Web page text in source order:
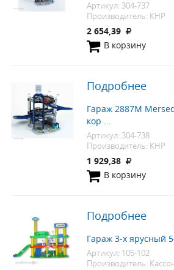
Артикул: 304-737
Производитель: КНР
2 654,39
В корзину
Подробнее
Гараж 2887М
кор ...
Артикул: 304-738
Производитель: КНР
1 929,38
В корзину
Подробнее
Гараж 3-х ярусный
Артикул: 105-102
Производитель: